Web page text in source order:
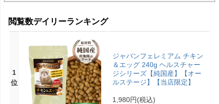
閲覧数デイリーランキング
1
位
ジャパンフェレミアム チキン
＆エッグ 240g ヘルスチャー
ジシリーズ【純国産】【オー
ルステージ】【当店限定】
1,980円(税込)